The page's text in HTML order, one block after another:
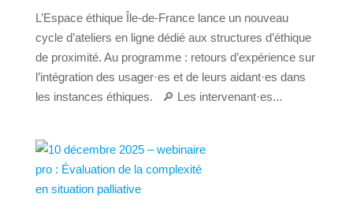
L’Espace éthique Île-de-France lance un nouveau
cycle d’ateliers en ligne dédié aux structures d’éthique
de proximité. Au programme : retours d’expérience sur
l’intégration des usager·es et de leurs aidant·es dans
les instances éthiques. 🔎 Les intervenant·es...